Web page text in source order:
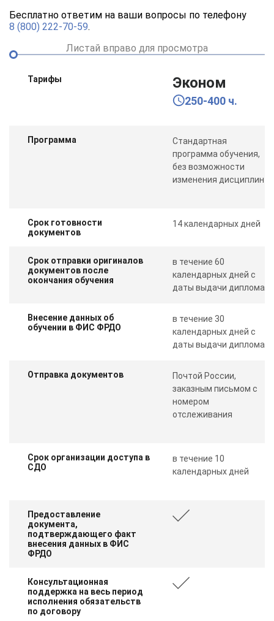
Бесплатно ответим на ваши вопросы по телефону
8 (800) 222-70-59.
Листай вправо для просмотра
Тарифы Эконом
250-400 ч.
Программа
Стандартная
программа обучения,
без возможности
изменения дисциплин
Срок готовности
документов
14 календарных дней
Срок отправки оригиналов
документов после
окончания обучения
в течение 60
календарных дней с
даты выдачи диплома
Внесение данных об
обучении в ФИС ФРДО
в течение 30
календарных дней с
даты выдачи диплома
Отправка документов
Почтой России,
заказным письмом с
номером
отслеживания
Срок организации доступа в
СДО
в течение 10
календарных дней
Предоставление
документа,
подтверждающего факт
внесения данных в ФИС
ФРДО
Консультационная
поддержка на весь период
исполнения обязательств
по договору